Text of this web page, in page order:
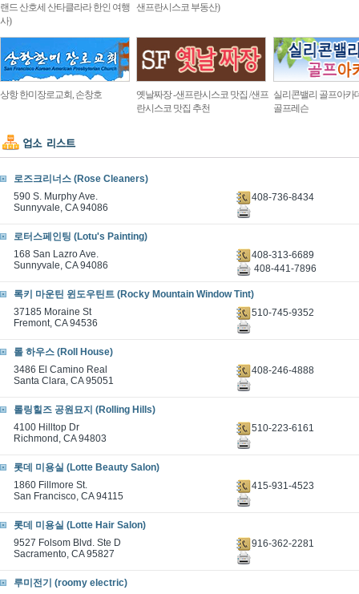
랜드 산호세 산타클라라 한인 여행
사)
샌프란시스코 부동산)
상항 한미장로교회, 손창호
옛날짜장 -샌프란시스코 맛집 /샌프
란시스코 맛집 추천
실리콘밸리 골프아카
골프레슨
로즈크리너스 (Rose Cleaners)
590 S. Murphy Ave.
Sunnyvale, CA 94086
408-736-8434
로터스페인팅 (Lotu's Painting)
168 San Lazro Ave.
Sunnyvale, CA 94086
408-313-6689
408-441-7896
록키 마운틴 윈도우틴트 (Rocky Mountain Window Tint)
37185 Moraine St
Fremont, CA 94536
510-745-9352
롤 하우스 (Roll House)
3486 El Camino Real
Santa Clara, CA 95051
408-246-4888
롤링힐즈 공원묘지 (Rolling Hills)
4100 Hilltop Dr
Richmond, CA 94803
510-223-6161
롯데 미용실 (Lotte Beauty Salon)
1860 Fillmore St.
San Francisco, CA 94115
415-931-4523
롯데 미용실 (Lotte Hair Salon)
9527 Folsom Blvd. Ste D
Sacramento, CA 95827
916-362-2281
루미전기 (roomy electric)